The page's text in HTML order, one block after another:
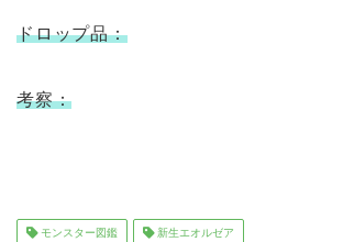
ドロップ品：
考察：
モンスター図鑑 新生エオルゼア